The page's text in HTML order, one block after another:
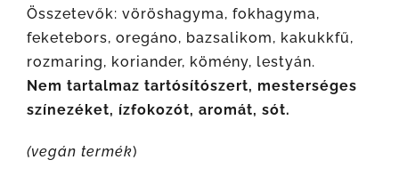
Összetevők: vöröshagyma, fokhagyma,
feketebors, oregáno, bazsalikom, kakukkfű,
rozmaring, koriander, kömény, lestyán.
Nem tartalmaz tartósítószert, mesterséges
színezéket, ízfokozót, aromát, sót.
(vegán termék)